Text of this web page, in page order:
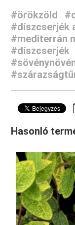
#örökzöld
#díszcserjék
#mediterrán
#díszcserjék
Hasonló